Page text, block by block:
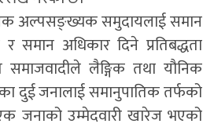
अल्पसङ्ख्यक समुदायलाई समान
समान अधिकार दिने प्रतिबद्धता
लैङ्गिक तथा यौनिक
जनालाई समानुपातिक तर्फको
जनाको उम्मेदवारी खारेज भएको